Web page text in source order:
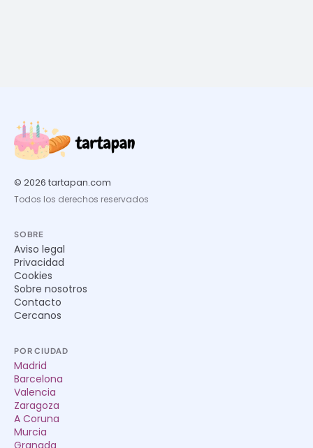
© 2026 tartapan.com
Todos los derechos reservados
SOBRE
Aviso legal
Privacidad
Cookies
Sobre nosotros
Contacto
Cercanos
POR CIUDAD
Madrid
Barcelona
Valencia
Zaragoza
A Coruna
Murcia